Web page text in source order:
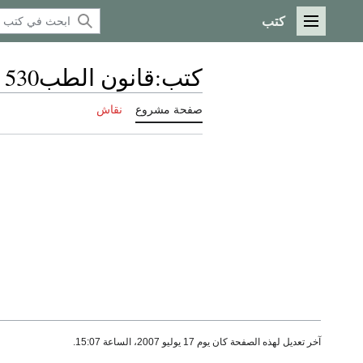
القائمة الرئيسية
كتب
كتب:قانون الطب530
صفحة مشروع نقاش
آخر تعديل لهذه الصفحة كان يوم 17 يوليو 2007، الساعة 15:07.